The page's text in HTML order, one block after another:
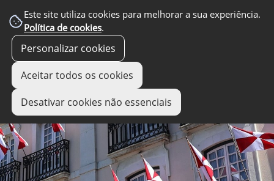
Este site utiliza cookies para melhorar a sua experiência.
Política de cookies.
Personalizar cookies
Aceitar todos os cookies
Desativar cookies não essenciais